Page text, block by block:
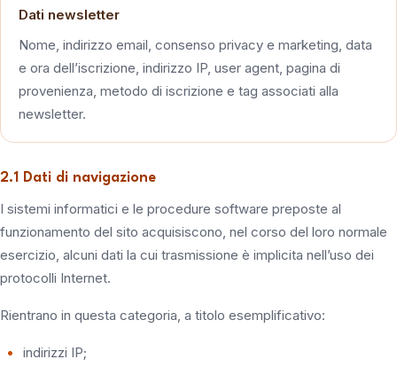
Dati newsletter
Nome, indirizzo email, consenso privacy e marketing, data
e ora dell’iscrizione, indirizzo IP, user agent, pagina di
provenienza, metodo di iscrizione e tag associati alla
newsletter.
2.1 Dati di navigazione
I sistemi informatici e le procedure software preposte al
funzionamento del sito acquisiscono, nel corso del loro normale
esercizio, alcuni dati la cui trasmissione è implicita nell’uso dei
protocolli Internet.
Rientrano in questa categoria, a titolo esemplificativo:
indirizzi IP;